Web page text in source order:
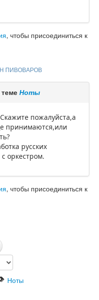
, чтобы присоединиться к
ПИВОВАРОВ
Ноты
пожалуйста,а
принимаются,или
русских
оркестром.
, чтобы присоединиться к
Ноты